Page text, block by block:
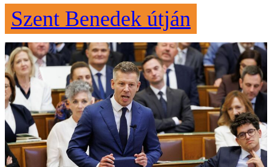
Szent Benedek útján